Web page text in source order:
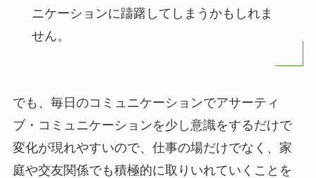
ニケーションに躊躇してしまうかもしれま
せん。
でも、毎日のコミュニケーションでアサーティ
ブ・コミュニケーションを少し意識をするだけで
変化が現れやすいので、仕事の場だけでなく、家
庭や交友関係でも積極的に取りいれていくことを